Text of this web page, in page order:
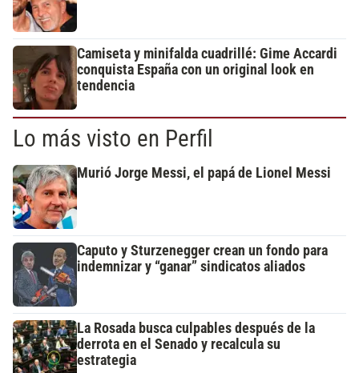
Camiseta y minifalda cuadrillé: Gime Accardi
conquista España con un original look en
tendencia
Lo más visto en Perfil
Murió Jorge Messi, el papá de Lionel Messi
Caputo y Sturzenegger crean un fondo para
indemnizar y “ganar” sindicatos aliados
La Rosada busca culpables después de la
derrota en el Senado y recalcula su
estrategia